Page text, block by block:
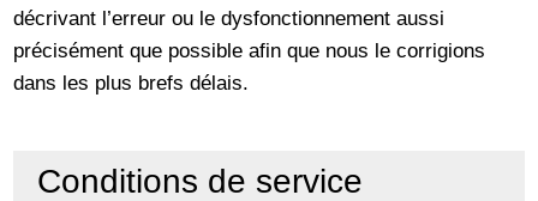
décrivant l’erreur ou le dysfonctionnement aussi
précisément que possible afin que nous le corrigions
dans les plus brefs délais.
Conditions de service